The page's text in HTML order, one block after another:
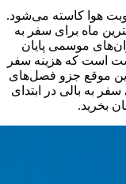
هوا کاسته می‌شود.
ماه برای سفر به
موسمی پایان
است که هزینه سفر
این موقع جزو فصل‌های
به بالی در ابتدای
بخرید.